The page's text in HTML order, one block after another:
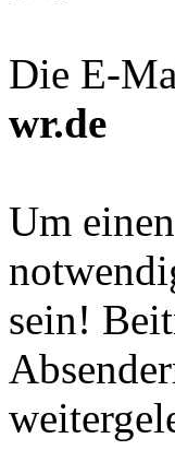
Die E-
wr.de
Um
sein!